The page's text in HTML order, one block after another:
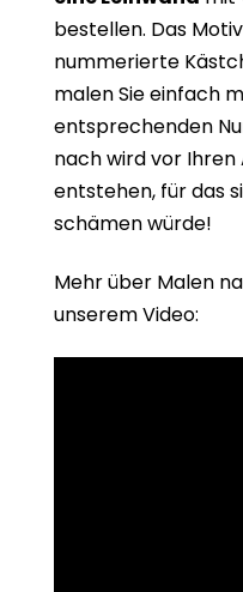
bestellen. Das
nummerierte
malen Sie einfach
entsprechenden
nach wird vor Ihren
entstehen, für das
schämen würde!
Mehr über Malen
unserem Video: